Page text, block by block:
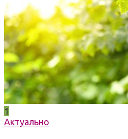
1
Актуально